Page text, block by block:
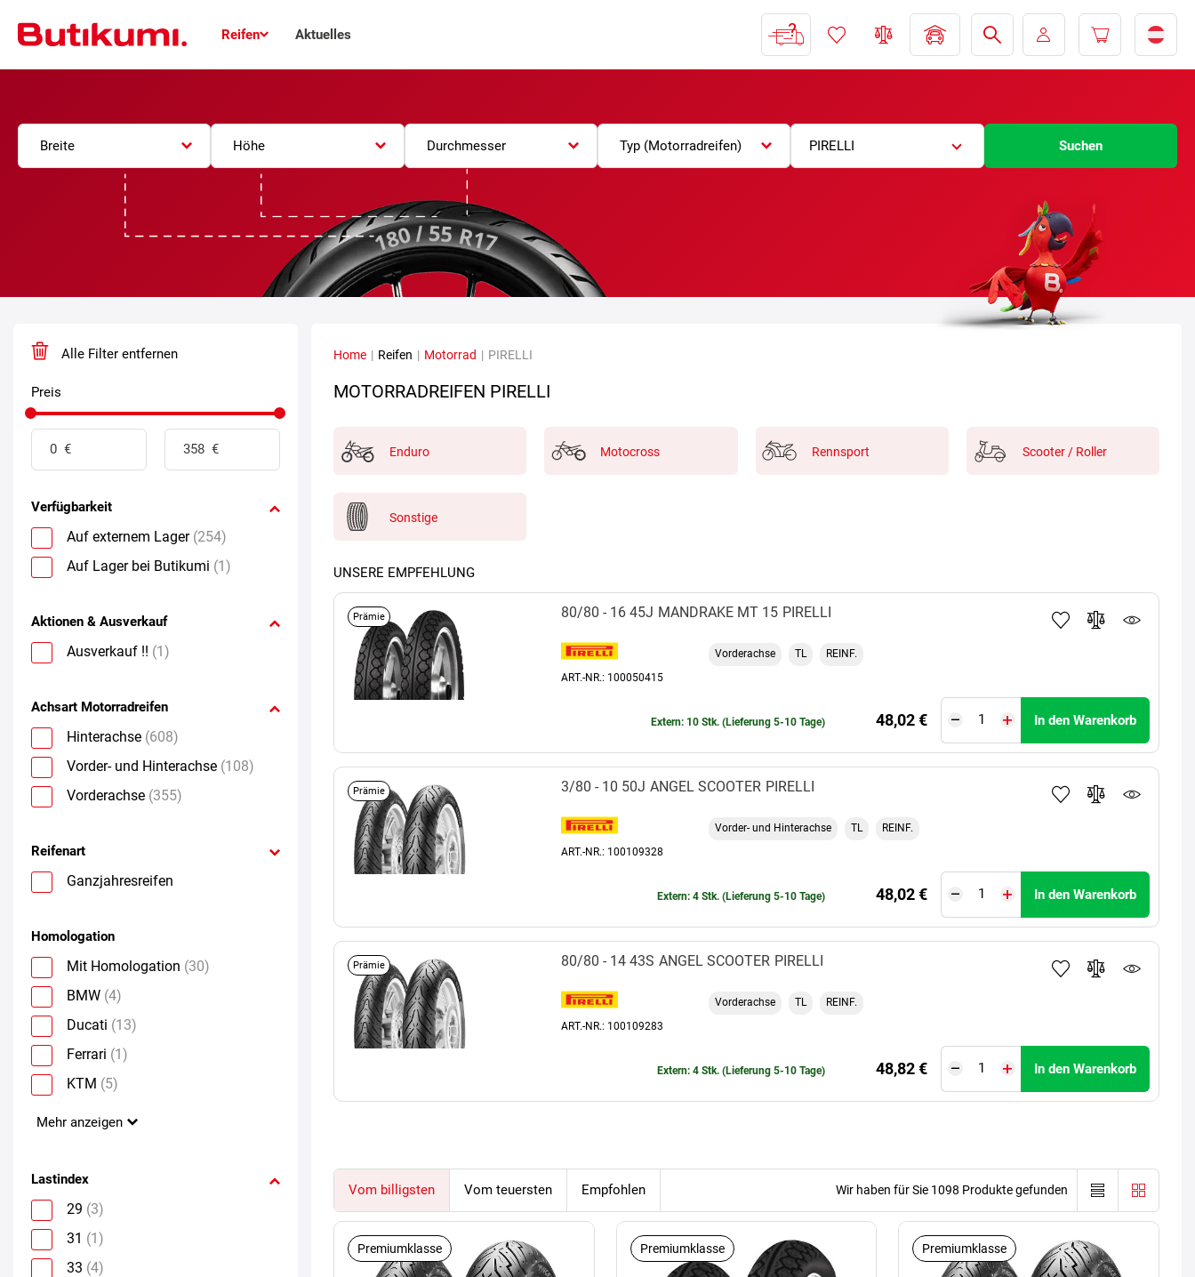
Reifen Aktuelles
Breite Höhe Durchmesser Typ (Motorradreifen) PIRELLI Suchen
Alle Filter entfernen
Preis
Verfügbarkeit
Auf externem Lager (254)
Auf Lager bei Butikumi (1)
Aktionen & Ausverkauf
Ausverkauf !! (1)
Achsart Motorradreifen
Hinterachse (608)
Vorder- und Hinterachse (108)
Vorderachse (355)
Reifenart
Ganzjahresreifen
Homologation
Mit Homologation (30)
BMW (4)
Ducati (13)
Ferrari (1)
KTM (5)
Mehr anzeigen
Lastindex
29 (3)
31 (1)
33 (4)
Home | Reifen | Motorrad | PIRELLI
MOTORRADREIFEN PIRELLI
Enduro Motocross Rennsport Scooter / Roller
Sonstige
UNSERE EMPFEHLUNG
Prämie PIRELLI
MANDRAKE MT 15
80/80 - 16 45J
ART.-NR.: 100050415
Vorderachse TL REINF.
48,02 €
Extern: 10 Stk. (Lieferung 5-10 Tage) In den Warenkorb
Prämie PIRELLI
ANGEL SCOOTER
3/80 - 10 50J
ART.-NR.: 100109328
Vorder- und Hinterachse TL REINF.
48,02 €
Extern: 4 Stk. (Lieferung 5-10 Tage) In den Warenkorb
Prämie PIRELLI
ANGEL SCOOTER
80/80 - 14 43S
ART.-NR.: 100109283
Vorderachse TL REINF.
48,82 €
Extern: 4 Stk. (Lieferung 5-10 Tage) In den Warenkorb
Vom billigsten Vom teuersten Empfohlen Wir haben für Sie 1098 Produkte gefunden
Premiumklasse Premiumklasse Premiumklasse